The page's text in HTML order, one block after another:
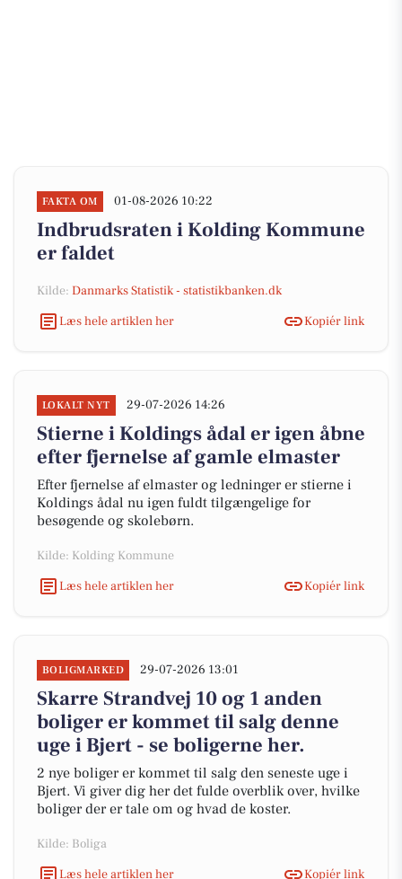
FAKTA OM 01-08-2026 10:22
Indbrudsraten i Kolding Kommune
er faldet
Kilde: Danmarks Statistik - statistikbanken.dk
Læs hele artiklen her
Kopiér link
LOKALT NYT 29-07-2026 14:26
Stierne i Koldings ådal er igen åbne
efter fjernelse af gamle elmaster
Efter fjernelse af elmaster og ledninger er stierne i
Koldings ådal nu igen fuldt tilgængelige for
besøgende og skolebørn.
Kilde: Kolding Kommune
Læs hele artiklen her
Kopiér link
BOLIGMARKED 29-07-2026 13:01
Skarre Strandvej 10 og 1 anden
boliger er kommet til salg denne
uge i Bjert - se boligerne her.
2 nye boliger er kommet til salg den seneste uge i
Bjert. Vi giver dig her det fulde overblik over, hvilke
boliger der er tale om og hvad de koster.
Kilde: Boliga
Læs hele artiklen her
Kopiér link